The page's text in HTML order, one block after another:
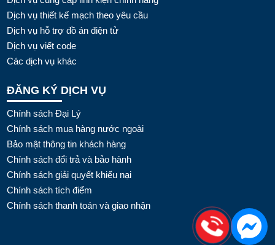
Dịch vụ thiết kế mạch theo yêu cầu
Dịch vụ hỗ trợ đồ án điện tử
Dịch vụ viết code
Các dịch vụ khác
ĐĂNG KÝ DỊCH VỤ
Chính sách Đại Lý
Chính sách mua hàng nước ngoài
Bảo mật thông tin khách hàng
Chính sách đổi trả và bảo hành
Chính sách giải quyết khiếu nại
Chính sách tích điểm
Chính sách thanh toán và giao nhận